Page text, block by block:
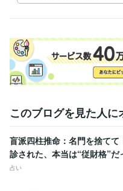
このブログを見た人に
盲派四柱推命：名門を捨てて
診された、本当は“従財格”だ
占い